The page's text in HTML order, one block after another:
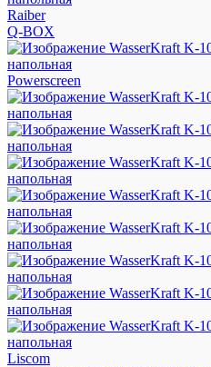
Raiber
Q-BOX
Powerscreen
Liscom